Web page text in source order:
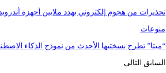
تحذيرات من هجوم إلكتروني يهدد ملايين أجهزة
منوعات
“ميتا” تطرح نسختيها الأحدث من نموذج الذكاء
السابق التالي